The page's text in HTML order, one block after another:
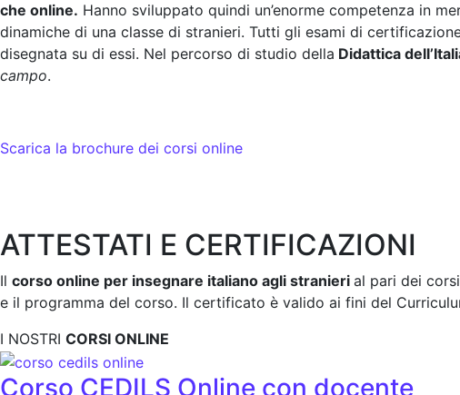
che online. Hanno sviluppato quindi un’enorme competenza in
dinamiche di una classe di stranieri. Tutti gli esami di
disegnata su di essi. Nel percorso di studio della Didattica
campo.
Scarica la brochure dei corsi online
ATTESTATI E CERTIFICAZIONI
Il corso online per insegnare italiano agli stranieri al pari dei
e il programma del corso. Il certificato è valido ai fini del
I NOSTRI CORSI ONLINE
Corso CEDILS Online con docente